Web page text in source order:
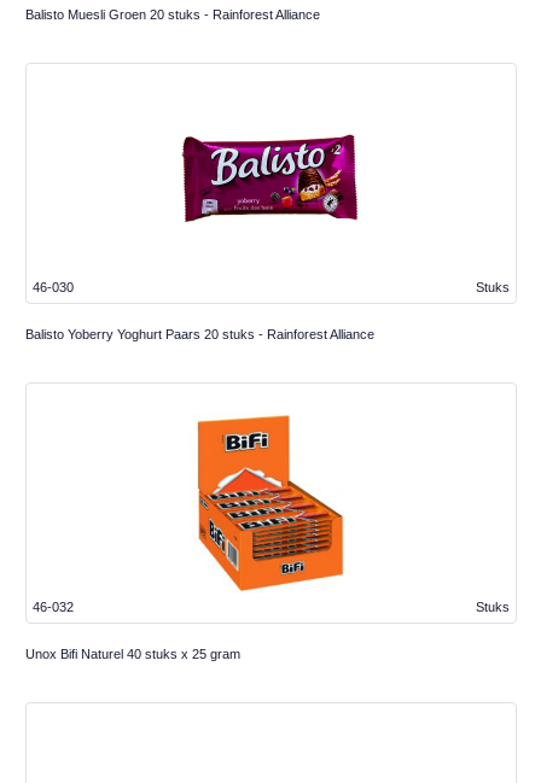
Balisto Muesli Groen 20 stuks - Rainforest Alliance
Stuks
46-030
Balisto Yoberry Yoghurt Paars 20 stuks - Rainforest Alliance
Stuks
46-032
Unox Bifi Naturel 40 stuks x 25 gram